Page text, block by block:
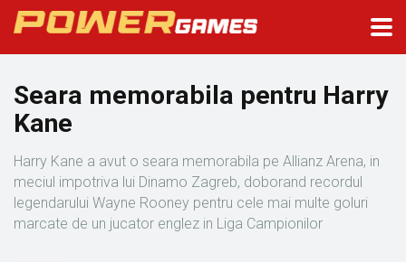
Seara memorabila pentru Harry
Kane
Harry Kane a avut o seara memorabila pe Allianz Arena, in
meciul impotriva lui Dinamo Zagreb, doborand recordul
legendarului Wayne Rooney pentru cele mai multe goluri
marcate de un jucator englez in Liga Campionilor